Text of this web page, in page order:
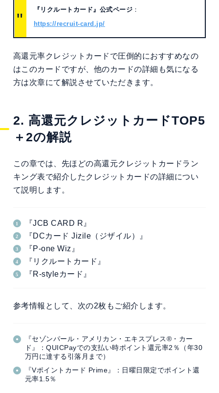
『リクルートカード』公式ページ ：
https://recruit-card.jp/
高還元率クレジットカードで圧倒的におすすめなの
はこのカードですが、他のカードの詳細も気になる
方は次章にて解説させていただきます。
2. 高還元クレジットカードTOP5
＋2の解説
この章では、先ほどの高還元クレジットカードラン
キング表で紹介したクレジットカードの詳細につい
て説明します。
『JCB CARD R』
『DCカード Jizile（ジザイル）』
『P-one Wiz』
『リクルートカード』
『R-styleカード』
参考情報として、次の2枚もご紹介します。
『セゾンパール・アメリカン・エキスプレス®・カー
ド』：QUICPayでの支払い時ポイント還元率2％（年30
万円に達する引落月まで）
『Vポイントカード Prime』：日曜日限定でポイント還
元率1.5％